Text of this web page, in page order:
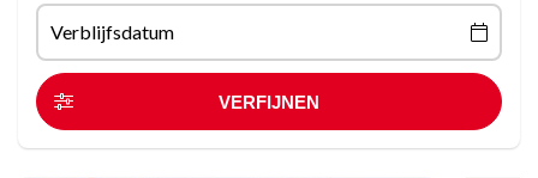
Verblijfsdatum